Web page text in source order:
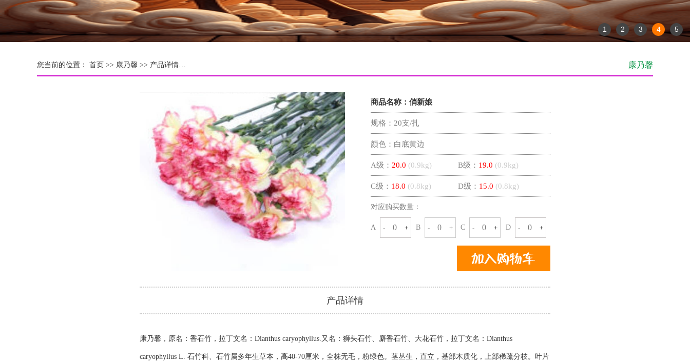
1 2 3 4 5
您当前的位置： 首页 >> 康乃馨 >> 产品详情… 康乃馨
商品名称： 俏新娘
规格： 20支/扎
颜色： 白底黄边
A级： 20.0 (0.9kg) B级： 19.0 (0.9kg)
C级： 18.0 (0.8kg) D级： 15.0 (0.8kg)
对应购买数量：
A - + B - + C - + D - +
产品详情
康乃馨，原名：香石竹，拉丁文名：Dianthus caryophyllus.又名：狮头石竹、麝香石竹、大花石竹，拉丁文名：Dianthus
caryophyllus L. 石竹科、石竹属多年生草本，高40-70厘米，全株无毛，粉绿色。茎丛生，直立，基部木质化，上部稀疏分枝。叶片